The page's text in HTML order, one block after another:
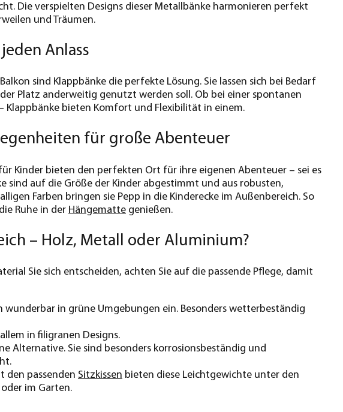
Die verspielten Designs dieser Metallbänke harmonieren perfekt
und Träumen.
Anlass
sind Klappbänke die perfekte Lösung. Sie lassen sich bei Bedarf
Platz anderweitig genutzt werden soll. Ob bei einer spontanen
bieten Komfort und Flexibilität in einem.
für große Abenteuer
Kinder bieten den perfekten Ort für ihre eigenen Abenteuer – sei es
sind auf die Größe der Kinder abgestimmt und aus robusten,
Farben bringen sie Pepp in die Kinderecke im Außenbereich. So
Ruhe in der Hängematte genießen.
– Holz, Metall oder Aluminium?
Sie sich entscheiden, achten Sie auf die passende Pflege, damit
in grüne Umgebungen ein. Besonders wetterbeständig
in filigranen Designs.
Alternative. Sie sind besonders korrosionsbeständig und
den passenden Sitzkissen bieten diese Leichtgewichte unter den
im Garten.